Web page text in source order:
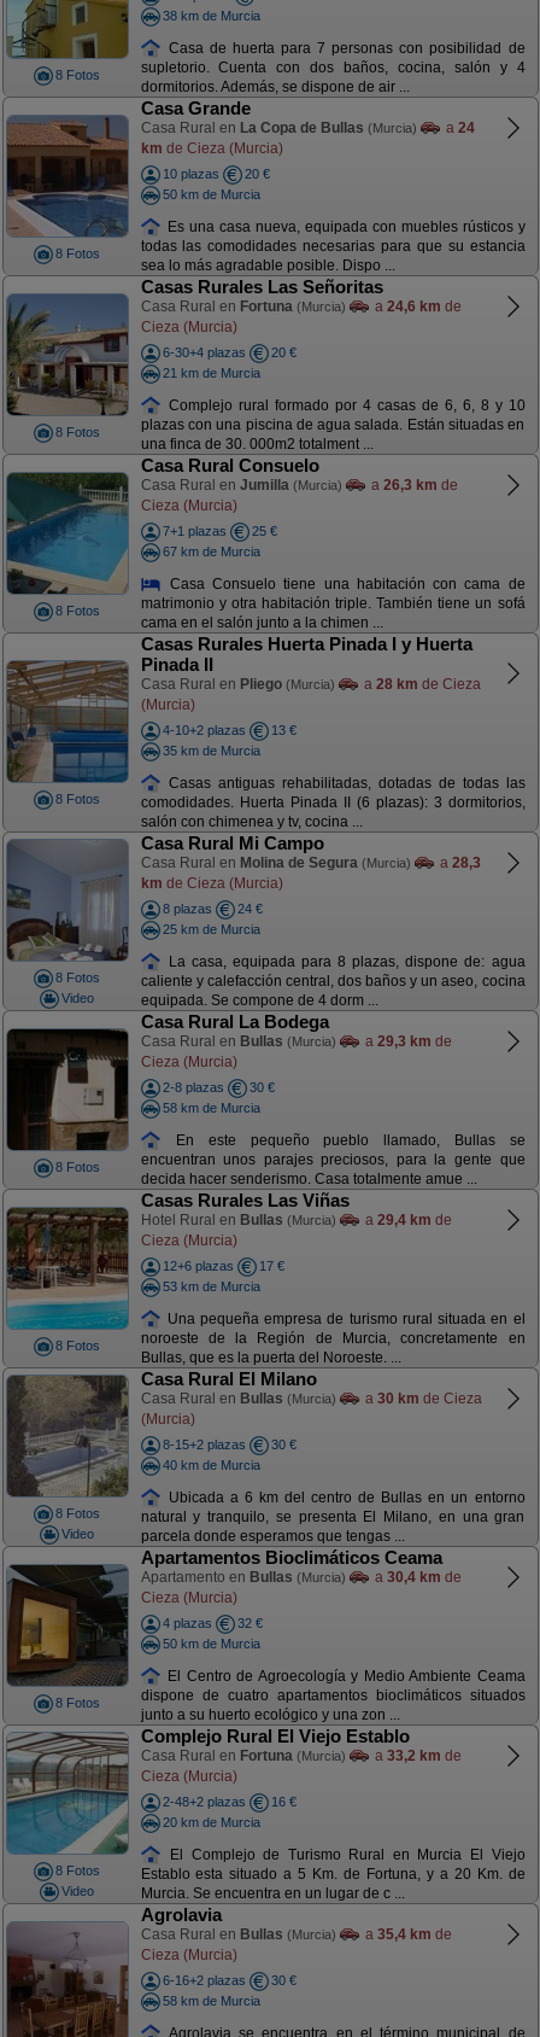
8 Fotos
38 km de Murcia
Casa de huerta para 7 personas con posibilidad de
supletorio. Cuenta con dos baños, cocina, salón y 4
dormitorios. Además, se dispone de air ...
8 Fotos
Casa Grande
Casa Rural en La Copa de Bullas (Murcia) a 24
km de Cieza (Murcia)
10 plazas
20 €
50 km de Murcia
Es una casa nueva, equipada con muebles rústicos y
todas las comodidades necesarias para que su estancia
sea lo más agradable posible. Dispo ...
8 Fotos
Casas Rurales Las Señoritas
Casa Rural en Fortuna (Murcia) a 24,6 km de
Cieza (Murcia)
6-30+4 plazas
20 €
21 km de Murcia
Complejo rural formado por 4 casas de 6, 6, 8 y 10
plazas con una piscina de agua salada. Están situadas en
una finca de 30. 000m2 totalment ...
8 Fotos
Casa Rural Consuelo
Casa Rural en Jumilla (Murcia) a 26,3 km de
Cieza (Murcia)
7+1 plazas
25 €
67 km de Murcia
Casa Consuelo tiene una habitación con cama de
matrimonio y otra habitación triple. También tiene un sofá
cama en el salón junto a la chimen ...
8 Fotos
Casas Rurales Huerta Pinada I y Huerta
Pinada II
Casa Rural en Pliego (Murcia) a 28 km de Cieza
(Murcia)
4-10+2 plazas
13 €
35 km de Murcia
Casas antiguas rehabilitadas, dotadas de todas las
comodidades. Huerta Pinada II (6 plazas): 3 dormitorios,
salón con chimenea y tv, cocina ...
8 Fotos
Video
Casa Rural Mi Campo
Casa Rural en Molina de Segura (Murcia) a 28,3
km de Cieza (Murcia)
8 plazas
24 €
25 km de Murcia
La casa, equipada para 8 plazas, dispone de: agua
caliente y calefacción central, dos baños y un aseo, cocina
equipada. Se compone de 4 dorm ...
8 Fotos
Casa Rural La Bodega
Casa Rural en Bullas (Murcia) a 29,3 km de
Cieza (Murcia)
2-8 plazas
30 €
58 km de Murcia
En este pequeño pueblo llamado, Bullas se
encuentran unos parajes preciosos, para la gente que
decida hacer senderismo. Casa totalmente amue ...
8 Fotos
Casas Rurales Las Viñas
Hotel Rural en Bullas (Murcia) a 29,4 km de
Cieza (Murcia)
12+6 plazas
17 €
53 km de Murcia
Una pequeña empresa de turismo rural situada en el
noroeste de la Región de Murcia, concretamente en
Bullas, que es la puerta del Noroeste. ...
8 Fotos
Video
Casa Rural El Milano
Casa Rural en Bullas (Murcia) a 30 km de Cieza
(Murcia)
8-15+2 plazas
30 €
40 km de Murcia
Ubicada a 6 km del centro de Bullas en un entorno
natural y tranquilo, se presenta El Milano, en una gran
parcela donde esperamos que tengas ...
8 Fotos
Apartamentos Bioclimáticos Ceama
Apartamento en Bullas (Murcia) a 30,4 km de
Cieza (Murcia)
4 plazas
32 €
50 km de Murcia
El Centro de Agroecología y Medio Ambiente Ceama
dispone de cuatro apartamentos bioclimáticos situados
junto a su huerto ecológico y una zon ...
8 Fotos
Video
Complejo Rural El Viejo Establo
Casa Rural en Fortuna (Murcia) a 33,2 km de
Cieza (Murcia)
2-48+2 plazas
16 €
20 km de Murcia
El Complejo de Turismo Rural en Murcia El Viejo
Establo esta situado a 5 Km. de Fortuna, y a 20 Km. de
Murcia. Se encuentra en un lugar de c ...
Agrolavia
Casa Rural en Bullas (Murcia) a 35,4 km de
Cieza (Murcia)
6-16+2 plazas
30 €
58 km de Murcia
Agrolavia se encuentra en el término municipal de